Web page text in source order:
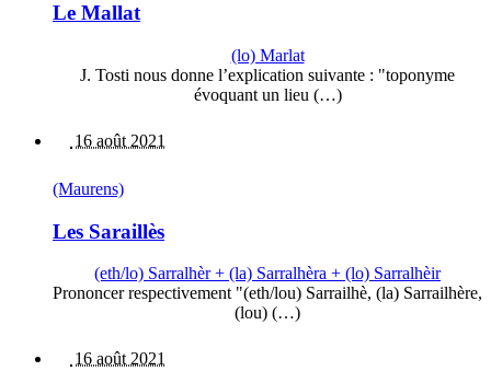
Le Mallat
(lo) Marlat
J. Tosti nous donne l’explication suivante : "toponyme
évoquant un lieu (…)
16 août 2021
(Maurens)
Les Saraillès
(eth/lo) Sarralhèr + (la) Sarralhèra + (lo) Sarralhèir
Prononcer respectivement "(eth/lou) Sarrailhè, (la) Sarrailhère,
(lou) (…)
16 août 2021